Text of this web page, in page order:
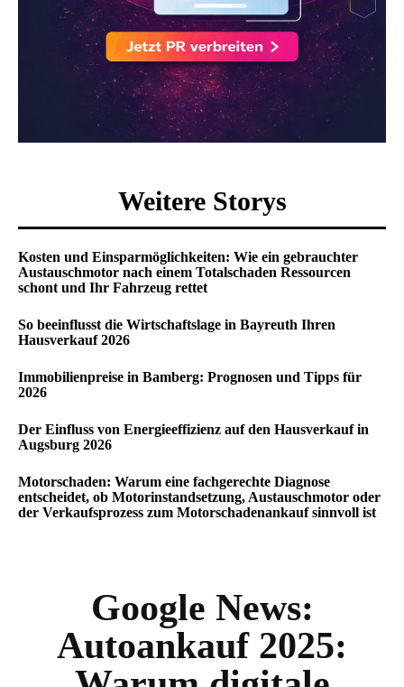
Weitere Storys
Kosten und Einsparmöglichkeiten: Wie ein gebrauchter
Austauschmotor nach einem Totalschaden Ressourcen
schont und Ihr Fahrzeug rettet
So beeinflusst die Wirtschaftslage in Bayreuth Ihren
Hausverkauf 2026
Immobilienpreise in Bamberg: Prognosen und Tipps für
2026
Der Einfluss von Energieeffizienz auf den Hausverkauf in
Augsburg 2026
Motorschaden: Warum eine fachgerechte Diagnose
entscheidet, ob Motorinstandsetzung, Austauschmotor oder
der Verkaufsprozess zum Motorschadenankauf sinnvoll ist
Google News:
Autoankauf 2025: